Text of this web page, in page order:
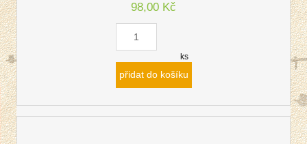
98,00 Kč
ks
přidat do košíku